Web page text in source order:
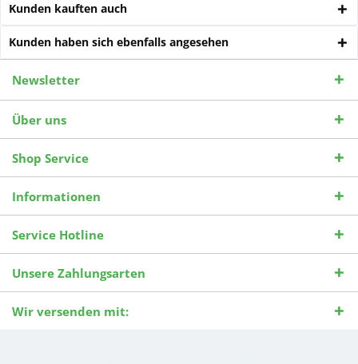
Kunden kauften auch
Kunden haben sich ebenfalls angesehen
Newsletter
Über uns
Shop Service
Informationen
Service Hotline
Unsere Zahlungsarten
Wir versenden mit: